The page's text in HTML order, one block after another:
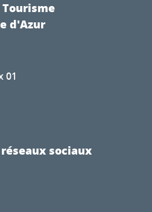
d'Azur
01
sociaux